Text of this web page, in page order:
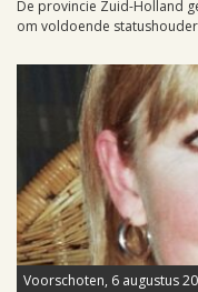
De provincie Zuid-Holland
om voldoende
Voorschoten, 6 augustus